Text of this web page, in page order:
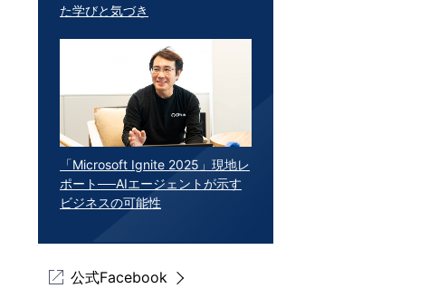
た学びと気づき
「Microsoft Ignite 2025」現地レ
ポート──AIエージェントが示す
ビジネスの可能性
公式Facebook